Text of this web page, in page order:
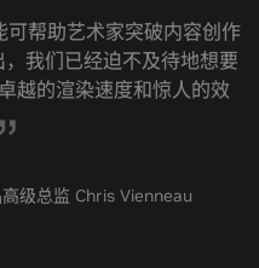
可帮助艺术家突破内容创作
，我们已经迫不及待地想要
越的渲染速度和惊人的效
级总监 Chris Vienneau